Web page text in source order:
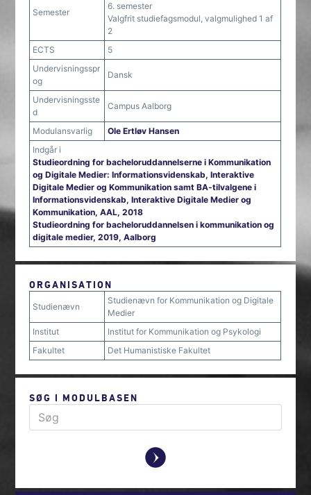
Semester
6. semester
Valgfrit studiefagsmodul, valgmulighed 1 af
2
ECTS
5
Undervisningsspr
og
Dansk
Undervisningsste
d
Campus Aalborg
Modulansvarlig
Ole Ertløv Hansen
Indgår i
Studieordning for bacheloruddannelserne i Kommunikation
og Digitale Medier: Informationsvidenskab, Interaktive
Digitale Medier og Kommunikation samt BA-tilvalgene i
Informationsvidenskab, Interaktive Digitale Medier og
Kommunikation, AAL, 2018
Studieordning for bacheloruddannelsen i kommunikation og
digitale medier, 2019, Aalborg
ORGANISATION
Studienævn
Studienævn for Kommunikation og Digitale
Medier
Institut
Institut for Kommunikation og Psykologi
Fakultet
Det Humanistiske Fakultet
SØG I MODULBASEN
y